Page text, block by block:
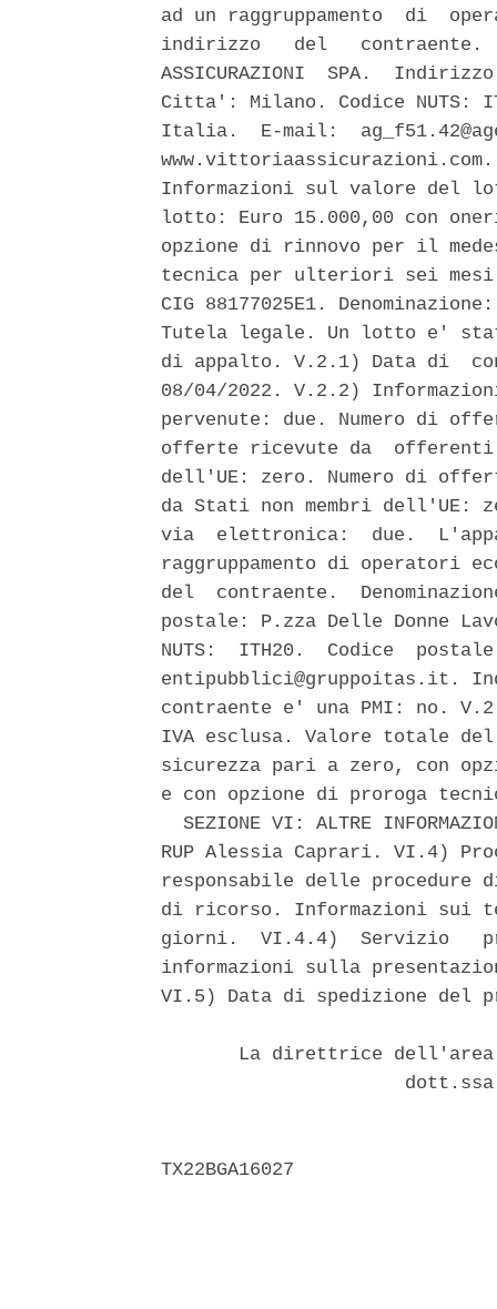
ad un raggruppamento  di
indirizzo   del   contraente.
ASSICURAZIONI  SPA.
Citta': Milano. Codice NUTS:
Italia.  E-mail:
Informazioni sul valore del
lotto: Euro 15.000,00 con
opzione di rinnovo per il
tecnica per ulteriori sei
CIG 88177025E1.
Tutela legale. Un lotto e'
di appalto. V.2.1) Data di
08/04/2022. V.2.2)
pervenute: due. Numero di
offerte ricevute da
dell'UE: zero. Numero di
da Stati non membri dell'UE:
via  elettronica:  due.
raggruppamento di operatori
del  contraente.
postale: P.zza Delle Donne
NUTS:  ITH20.  Codice
entipubblici@gruppoitas.it.
contraente e' una PMI: no.
IVA esclusa. Valore totale
sicurezza pari a zero, con
e con opzione di proroga
SEZIONE VI: ALTRE
RUP Alessia Caprari. VI.4)
responsabile delle
di ricorso. Informazioni sui
giorni.  VI.4.4)  Servizio
informazioni sulla
VI.5) Data di spedizione del
La direttrice